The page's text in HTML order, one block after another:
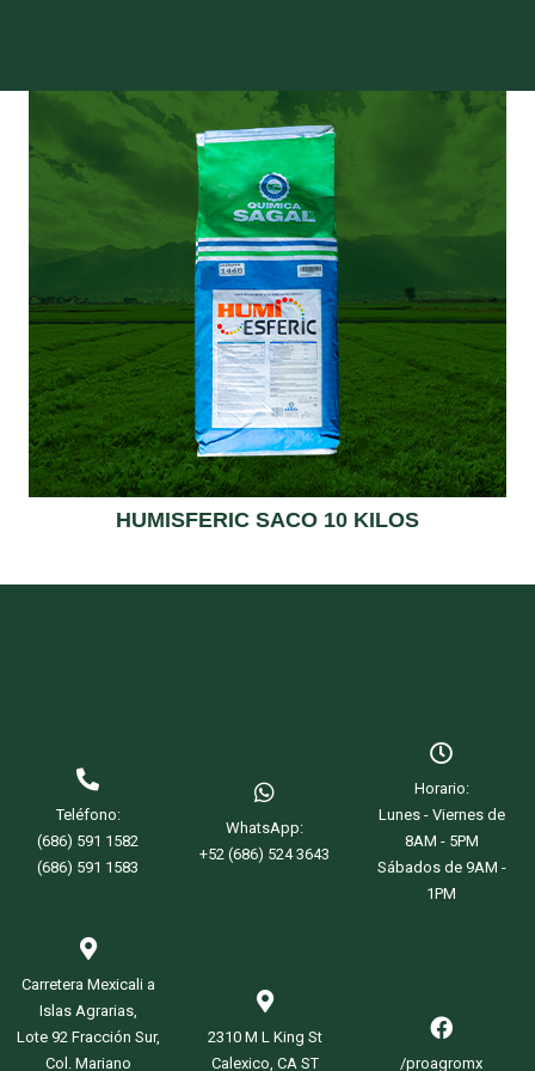
HUMISFERIC SACO 10 KILOS
Teléfono:
(686) 591 1582
(686) 591 1583
WhatsApp:
+52 (686) 524 3643
Horario:
Lunes - Viernes de
8AM - 5PM
Sábados de 9AM -
1PM
Carretera Mexicali a
Islas Agrarias,
Lote 92 Fracción Sur,
Col. Mariano
2310 M L King St
Calexico, CA ST
/proagromx